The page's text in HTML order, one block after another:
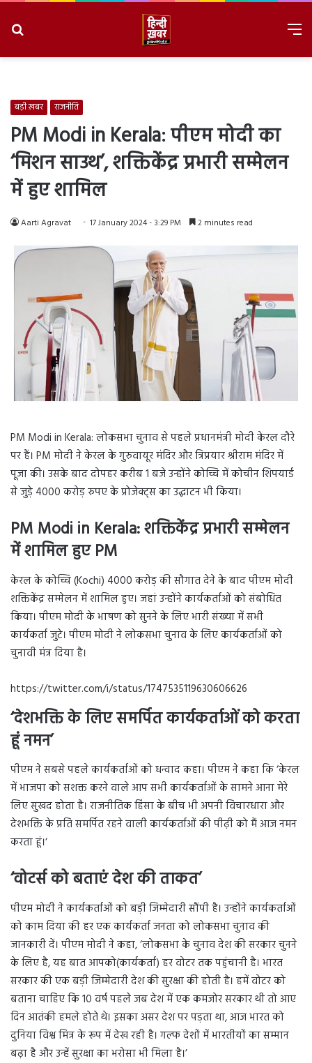
बड़ी ख़बर राजनीति
PM Modi in Kerala: पीएम मोदी का
‘मिशन साउथ’, शक्तिकेंद्र प्रभारी सम्मेलन
में हुए शामिल
Aarti Agravat 17 January 2024 - 3:29 PM 2 minutes read
PM Modi in Kerala: लोकसभा चुनाव से पहले प्रधानमंत्री मोदी केरल दौरे
पर हैं। PM मोदी ने केरल के गुरुवायूर मंदिर और त्रिप्रयार श्रीराम मंदिर में
पूजा की। उसके बाद दोपहर करीब 1 बजे उन्होंने कोच्चि में कोचीन शिपयार्ड
से जुड़े 4000 करोड़ रुपए के प्रोजेक्ट्स का उद्घाटन भी किया।
PM Modi in Kerala: शक्तिकेंद्र प्रभारी सम्मेलन
में शामिल हुए PM
केरल के कोच्चि (Kochi) 4000 करोड़ की सौगात देने के बाद पीएम मोदी
शक्तिकेंद्र सम्मेलन में शामिल हुए। जहां उन्होंने कार्यकर्ताओं को संबोधित
किया। पीएम मोदी के भाषण को सुनने के लिए भारी संख्या में सभी
कार्यकर्ता जुटे। पीएम मोदी ने लोकसभा चुनाव के लिए कार्यकर्ताओं को
चुनावी मंत्र दिया है।
https://twitter.com/i/status/1747535119630606626
‘देशभक्ति के लिए समर्पित कार्यकर्ताओं को करता
हूं नमन’
पीएम ने सबसे पहले कार्यकर्ताओं को धन्वाद कहा। पीएम ने कहा कि ‘केरल
में भाजपा को सशक्त करने वाले आप सभी कार्यकर्ताओं के सामने आना मेरे
लिए सुखद होता है। राजनीतिक हिंसा के बीच भी अपनी विचारधारा और
देशभक्ति के प्रति समर्पित रहने वाली कार्यकर्ताओं की पीढ़ी को मैं आज नमन
करता हूं।‘
‘वोटर्स को बताएं देश की ताकत’
पीएम मोदी ने कार्यकर्ताओं को बड़ी जिम्मेदारी सौंपी है। उन्होंने कार्यकर्ताओं
को काम दिया की हर एक कार्यकर्ता जनता को लोकसभा चुनाव की
जानकारी दें। पीएम मोदी ने कहा, ‘लोकसभा के चुनाव देश की सरकार चुनने
के लिए है, यह बात आपको(कार्यकर्ता) हर वोटर तक पहुंचानी है। भारत
सरकार की एक बड़ी जिम्मेदारी देश की सुरक्षा की होती है। हमें वोटर को
बताना चाहिए कि 10 वर्ष पहले जब देश में एक कमजोर सरकार थी तो आए
दिन आतंकी हमले होते थे। इसका असर देश पर पड़ता था, आज भारत को
दुनिया विश्व मित्र के रूप में देख रही है। गल्फ देशों में भारतीयों का सम्मान
बढ़ा है और उन्हें सुरक्षा का भरोसा भी मिला है।’